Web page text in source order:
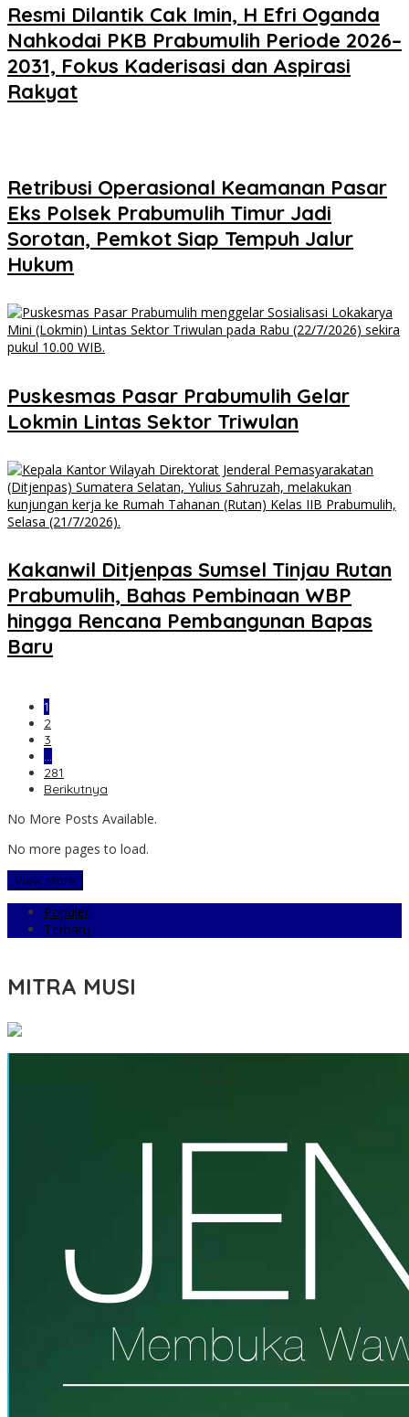
Resmi Dilantik Cak Imin, H Efri Oganda
Nahkodai PKB Prabumulih Periode 2026–
2031, Fokus Kaderisasi dan Aspirasi
Rakyat
Retribusi Operasional Keamanan Pasar
Eks Polsek Prabumulih Timur Jadi
Sorotan, Pemkot Siap Tempuh Jalur
Hukum
Puskesmas Pasar Prabumulih Gelar
Lokmin Lintas Sektor Triwulan
Kakanwil Ditjenpas Sumsel Tinjau Rutan
Prabumulih, Bahas Pembinaan WBP
hingga Rencana Pembangunan Bapas
Baru
1
2
3
…
281
Berikutnya
No More Posts Available.
No more pages to load.
View More
Populer
Terbaru
MITRA MUSI